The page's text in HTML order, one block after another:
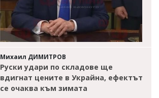
Михаил ДИМИТРОВ
Руски удари по складове ще
вдигнат цените в Украйна, ефектът
се очаква към зимата